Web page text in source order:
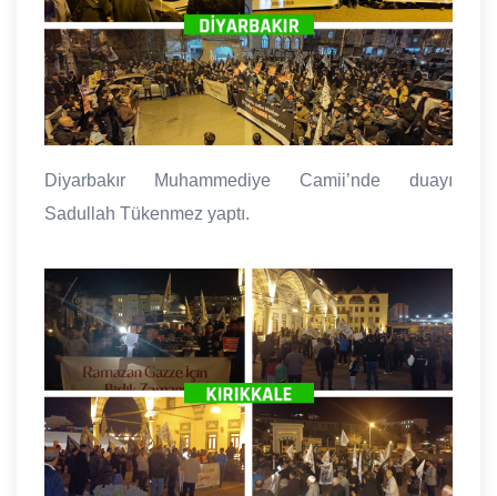
Diyarbakır Muhammediye Camii’nde duayı
Sadullah Tükenmez yaptı.